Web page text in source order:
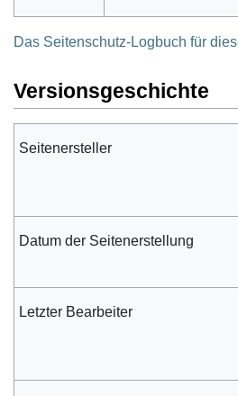
Das Seitenschutz-Logbuch für
Versionsgeschichte
Seitenersteller
Datum der Seitenerstellung
Letzter Bearbeiter